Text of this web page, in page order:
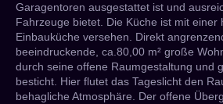
Garagentoren ausgestattet ist und
Fahrzeuge bietet. Die Küche ist mit einer
Einbauküche versehen. Direkt
beeindruckende, ca.80,00 m² große
durch seine offene Raumgestaltung und
besticht. Hier flutet das Tageslicht den
behagliche Atmosphäre. Der offene